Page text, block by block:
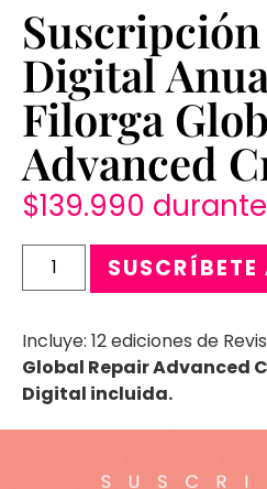
Digital
Filorga
Advanced
$139.990
SUSCRÍBETE
Incluye: 12 ediciones de
Global Repair Advanced
Digital incluida.